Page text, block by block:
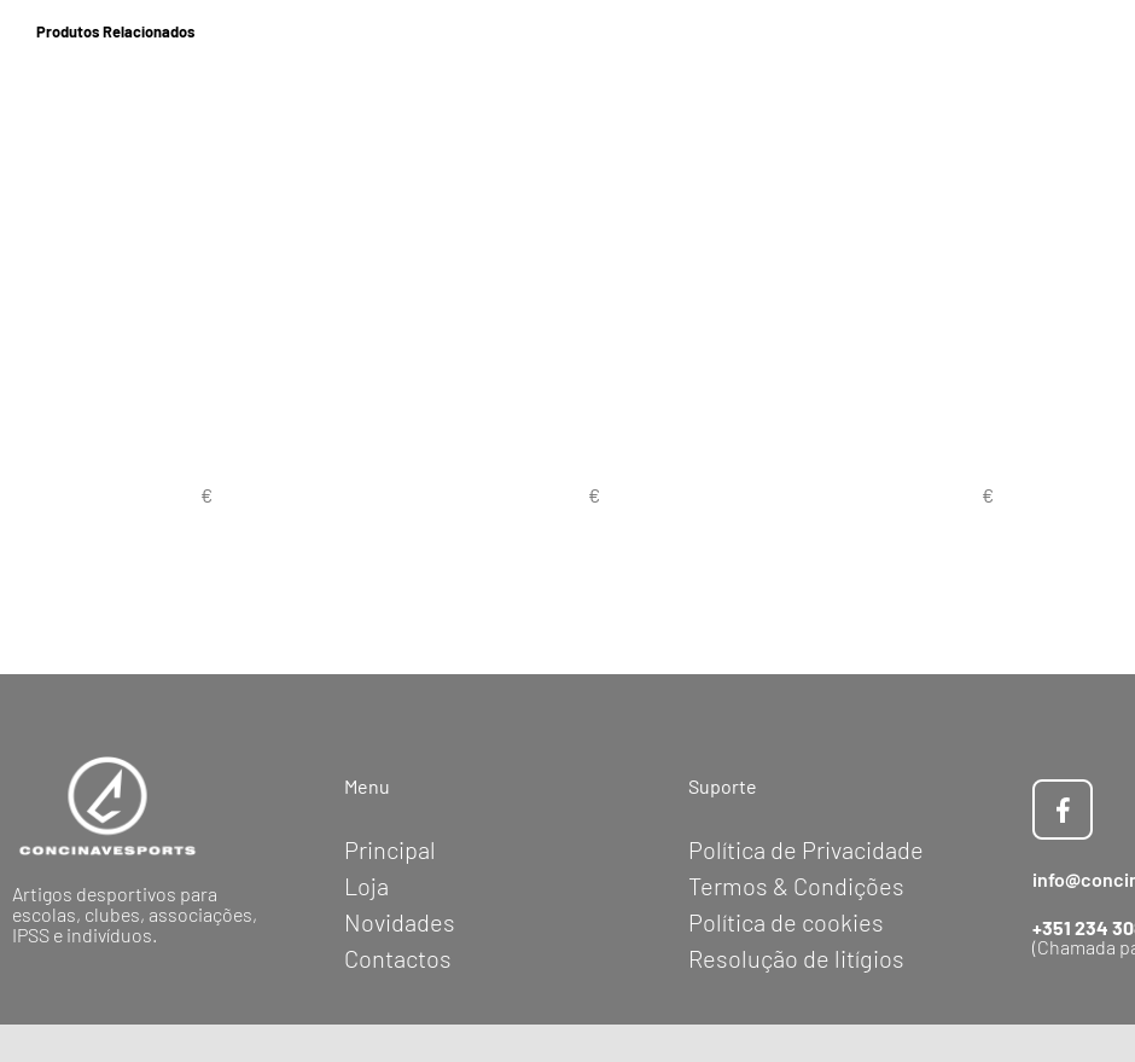
Produtos Relacionados
Artigos desportivos para
escolas, clubes, associações,
IPSS e indivíduos.
Menu
Principal
Loja
Novidades
Contactos
Suporte
Política de Privacidade
Termos & Condições
Política de cookies
Resolução de litígios
+351 234
(Chamada